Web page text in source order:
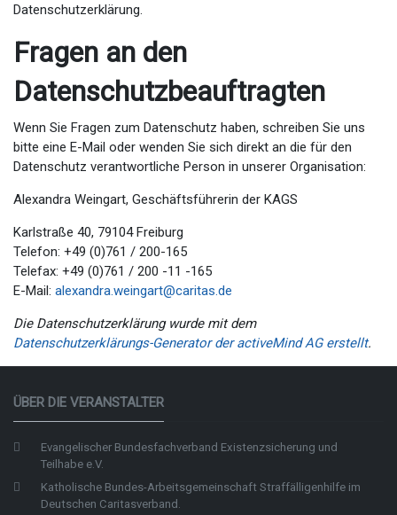
Datenschutzerklärung.
Fragen an den
Datenschutzbeauftragten
Wenn Sie Fragen zum Datenschutz haben, schreiben Sie uns
bitte eine E-Mail oder wenden Sie sich direkt an die für den
Datenschutz verantwortliche Person in unserer Organisation:
Alexandra Weingart, Geschäftsführerin der KAGS
Karlstraße 40, 79104 Freiburg
Telefon: +49 (0)761 / 200-165
Telefax: +49 (0)761 / 200 -11 -165
E-Mail: alexandra.weingart@caritas.de
Die Datenschutzerklärung wurde mit dem
Datenschutzerklärungs-Generator der activeMind AG erstellt.
ÜBER DIE VERANSTALTER
Evangelischer Bundesfachverband Existenzsicherung und
Teilhabe e.V.
Katholische Bundes-Arbeitsgemeinschaft Straffälligenhilfe im
Deutschen Caritasverband.